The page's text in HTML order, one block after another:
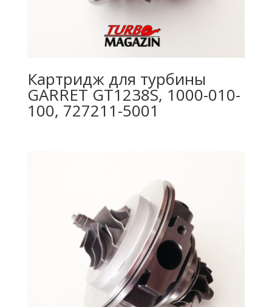
Картридж для турбины
GARRET GT1238S, 1000-010-
100, 727211-5001